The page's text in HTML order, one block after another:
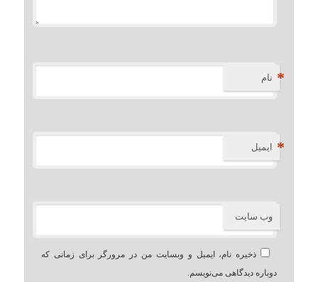
نام *
ایمیل *
وب‌ سایت
ذخیره نام، ایمیل و وبسایت من در مرورگر برای زمانی که
دوباره دیدگاهی می‌نویسم.